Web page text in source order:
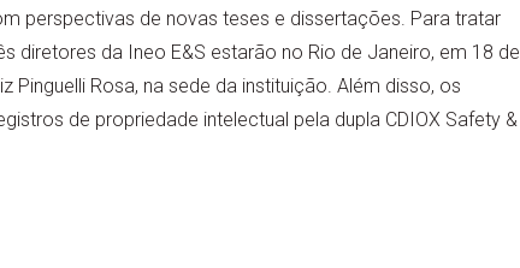
perspectivas de novas teses e dissertações. Para tratar
diretores da Ineo E&S estarão no Rio de Janeiro, em 18 de
Pinguelli Rosa, na sede da instituição. Além disso, os
de propriedade intelectual pela dupla CDIOX Safety &